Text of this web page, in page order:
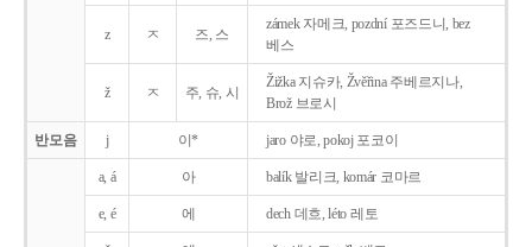
z ㅈ 즈, 스
zámek 자메크, pozdní 포즈드니, bez
베스
ž ㅈ 주, 슈, 시
Žižka 지슈카, Žvěřina 주베르지나,
Brož 브로시
반모음 j 이* jaro 야로, pokoj 포코이
a, á 아 balík 발리크, komár 코마르
e, é 에 dech 데흐, léto 레토